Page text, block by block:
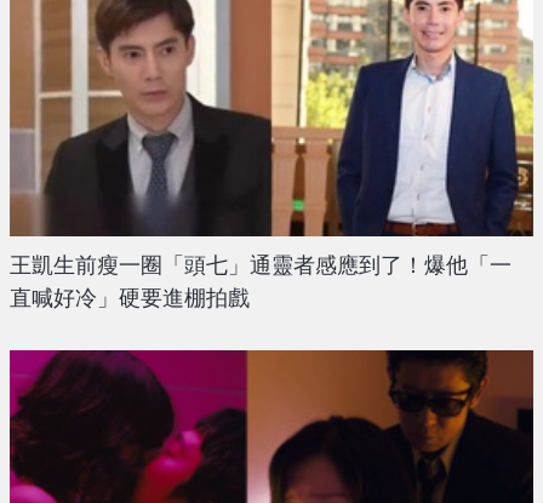
王凱生前瘦一圈「頭七」通靈者感應到了！爆他「一
直喊好冷」硬要進棚拍戲